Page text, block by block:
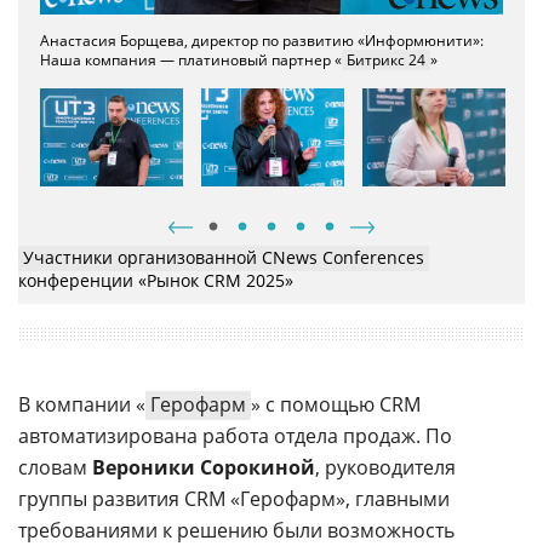
Анастасия Борщева, директор по развитию «Информюнити»:
Наша компания — платиновый партнер « Битрикс 24 »
Анна Болтенкова , начальник отдела развития системы
управления бизнес-процессами банка Синара »: На
настоящий момент с помощью CRM Elma 365
автоматизирован полный цикл обслуживания клиентов
«Герофарм»: Сегодня руководитель может в любой момент
запросить данные о продажах по сотруднику, бренду,
территории или каналу
Участники организованной CNews Conferences
конференции «Рынок CRM 2025»
В компании « Герофарм » с помощью CRM
автоматизирована работа отдела продаж. По
словам Вероники Сорокиной, руководителя
группы развития CRM «Герофарм», главными
требованиями к решению были возможность